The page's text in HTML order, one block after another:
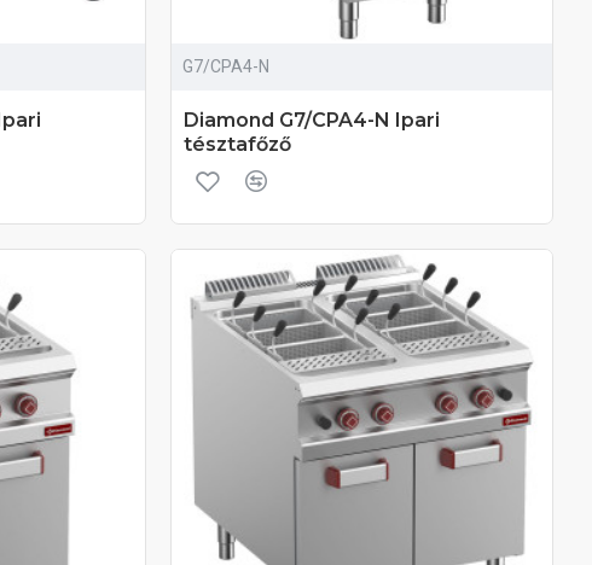
G7/CPA4-N
Diamond G7/CPA4-N Ipari
tésztafőző